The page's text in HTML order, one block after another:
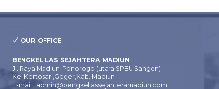
OUR OFFICE
BENGKEL LAS SEJAHTERA MADIUN
Jl. Raya Madiun-Ponorogo (utara SPBU Sangen)
Kel.Kertosari,Geger,Kab. Madiun
E-mail : admin@bengkellassejahteramadiun.com